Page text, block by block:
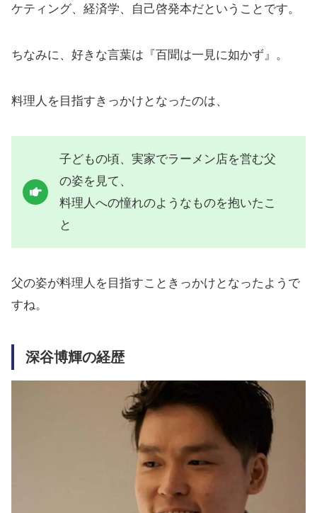
ケティング、経済学、自己啓発本だということです。
ちなみに、好きな言葉は『百聞は一見に如かず』。
料理人を目指すきっかけとなったのは、
子どもの頃、実家でラーメン店を営む父
の姿を見て、
料理人への憧れのようなものを抱いたこ
と
父の姿が料理人を目指すこときっかけとなったようで
すね。
深谷博輝の経歴